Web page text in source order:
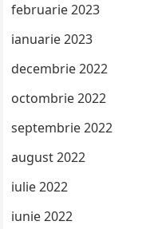
februarie 2023
ianuarie 2023
decembrie 2022
octombrie 2022
septembrie 2022
august 2022
iulie 2022
iunie 2022